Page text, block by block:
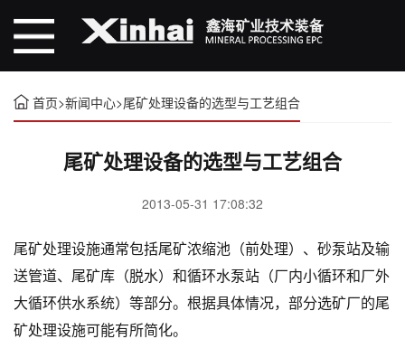
首页>新闻中心>尾矿处理设备的选型与工艺组合
尾矿处理设备的选型与工艺组合
2013-05-31 17:08:32
尾矿处理设施通常包括尾矿浓缩池（前处理）、砂泵站及输
送管道、尾矿库（脱水）和循环水泵站（厂内小循环和厂外
大循环供水系统）等部分。根据具体情况，部分选矿厂的尾
矿处理设施可能有所简化。